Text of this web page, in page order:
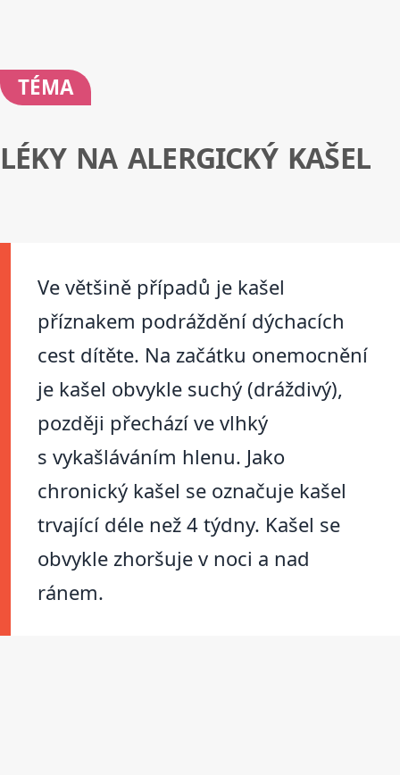
TÉMA
LÉKY NA ALERGICKÝ KAŠEL
Ve většině případů je kašel
příznakem podráždění dýchacích
cest dítěte. Na začátku onemocnění
je kašel obvykle suchý (dráždivý),
později přechází ve vlhký
s vykašláváním hlenu. Jako
chronický kašel se označuje kašel
trvající déle než 4 týdny. Kašel se
obvykle zhoršuje v noci a nad
ránem.